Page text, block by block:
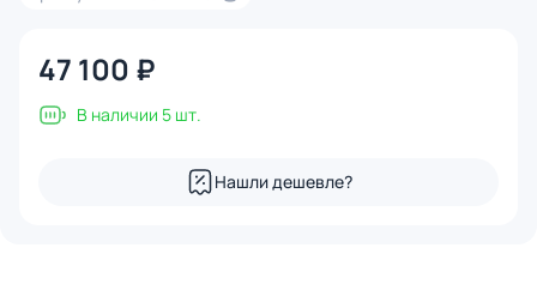
47 100 ₽
В наличии 5 шт.
Нашли дешевле?